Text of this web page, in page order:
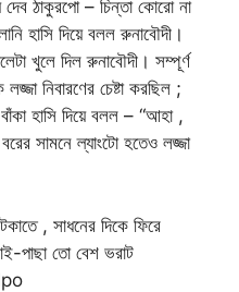
ঠাকুরপো – চিন্তা কোরো না
হাসি দিয়ে বলল রুনাবৌদী।
খুলে দিল রুনাবৌদী। সম্পূর্ণ
নিবারণের চেষ্টা করছিল ;
হাসি দিয়ে বলল – “আহা ,
সামনে ল্যাংটো হতেও লজ্জা
, সাধনের দিকে ফিরে
পাছা তো বেশ ভরাট